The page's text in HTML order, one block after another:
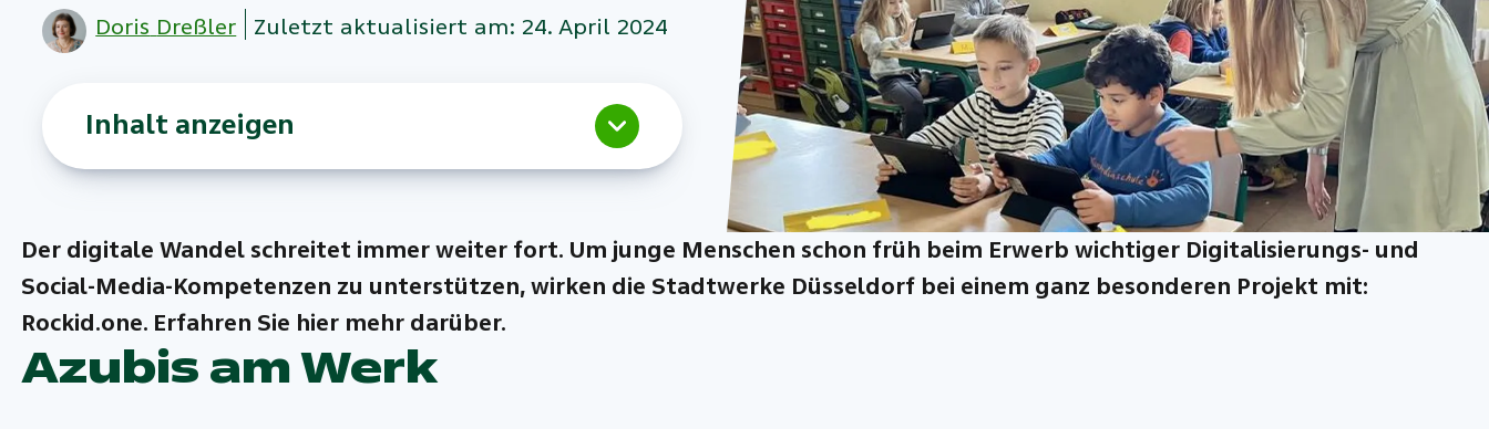
Doris Dreßler Zuletzt aktualisiert am: 24. April 2024
Inhalt anzeigen
Der digitale Wandel schreitet immer weiter fort. Um junge Menschen schon früh beim Erwerb wichtiger Digitalisierungs- und
Social-Media-Kompetenzen zu unterstützen, wirken die Stadtwerke Düsseldorf bei einem ganz besonderen Projekt mit:
Rockid.one. Erfahren Sie hier mehr darüber.
Azubis am Werk